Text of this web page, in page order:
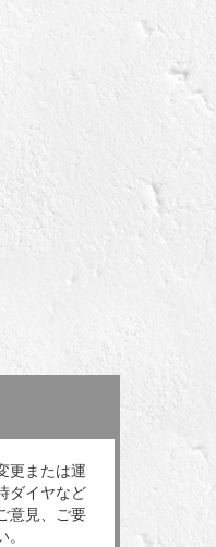
更または運
ダイヤなど
意見、ご要